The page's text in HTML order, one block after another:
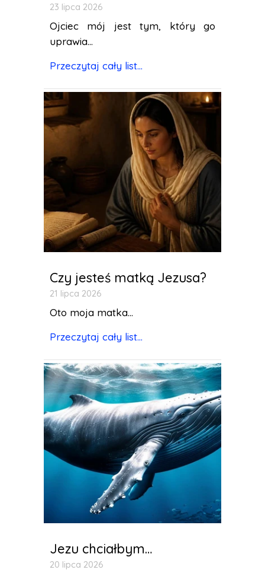
23 lipca 2026
Ojciec mój jest tym, który go
uprawia...
Przeczytaj cały list...
Czy jesteś matką Jezusa?
21 lipca 2026
Oto moja matka...
Przeczytaj cały list...
Jezu chciałbym…
20 lipca 2026